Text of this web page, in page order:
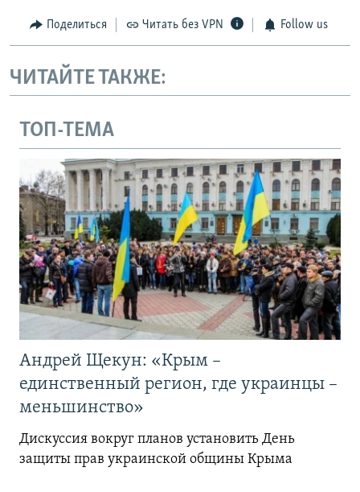
Поделиться Читать без VPN Follow us
ЧИТАЙТЕ ТАКЖЕ:
ТОП-ТЕМА
Андрей Щекун: «Крым –
единственный регион, где украинцы –
меньшинство»
Дискуссия вокруг планов установить День
защиты прав украинской общины Крыма